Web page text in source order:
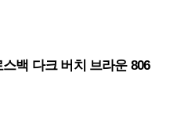
백 다크 버치 브라운 806